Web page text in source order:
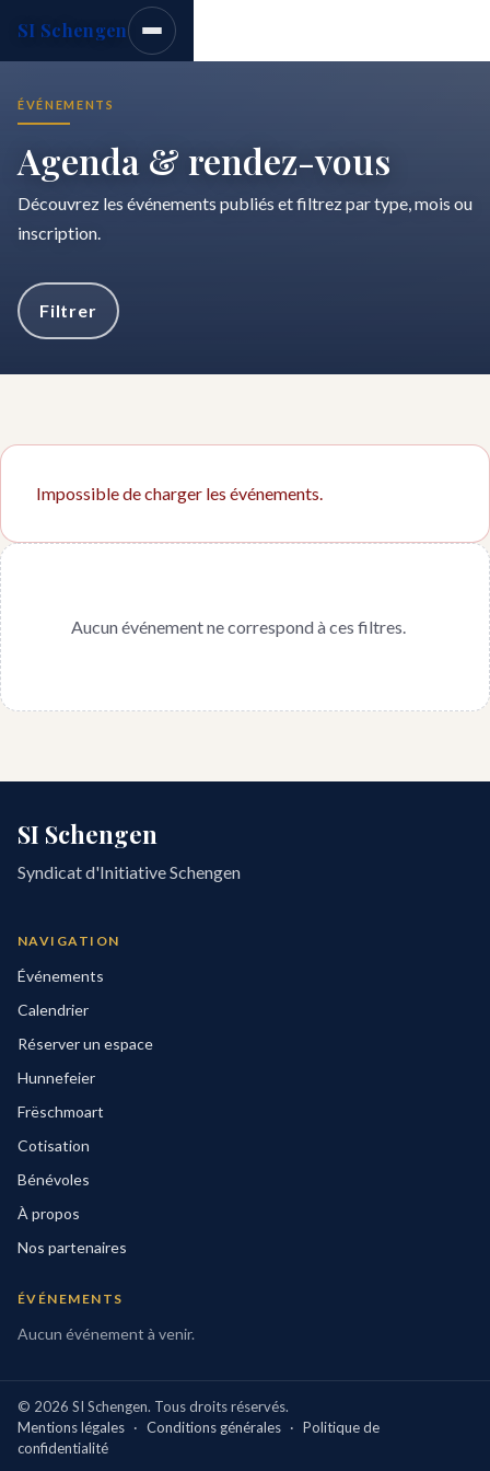
SI Schengen
ÉVÉNEMENTS
Agenda & rendez-vous
Découvrez les événements publiés et filtrez par type, mois ou
inscription.
Filtrer
Impossible de charger les événements.
Aucun événement ne correspond à ces filtres.
SI Schengen
Syndicat d'Initiative Schengen
NAVIGATION
Événements
Calendrier
Réserver un espace
Hunnefeier
Frëschmoart
Cotisation
Bénévoles
À propos
Nos partenaires
ÉVÉNEMENTS
Aucun événement à venir.
© 2026 SI Schengen. Tous droits réservés.
Mentions légales · Conditions générales · Politique de
confidentialité